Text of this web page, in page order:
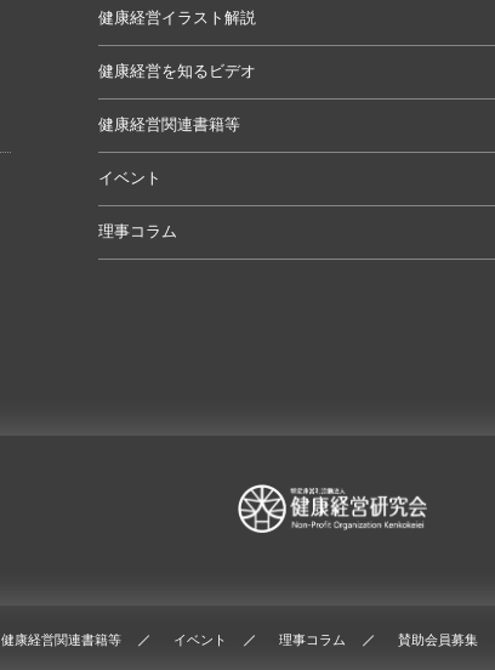
健康経営イラスト解説
健康経営を知るビデオ
健康経営関連書籍等
イベント
理事コラム
健康経営関連書籍等 イベント 理事コラム 賛助会員募集